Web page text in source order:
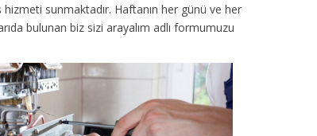
sunmaktadır. Haftanın her günü ve her
bulunan biz sizi arayalım adlı formumuzu